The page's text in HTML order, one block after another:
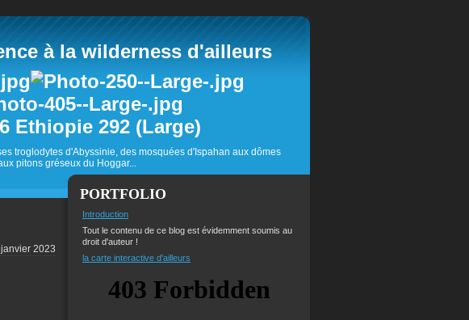
à la wilderness d'ailleurs
troglodytes d'Abyssinie, des mosquées d'Ispahan aux dômes
pitons gréseux du Hoggar...
2023
PORTFOLIO
Introduction
Tout le contenu de ce blog est évidemment soumis au
droit d'auteur !
la carte interactive d'ailleurs